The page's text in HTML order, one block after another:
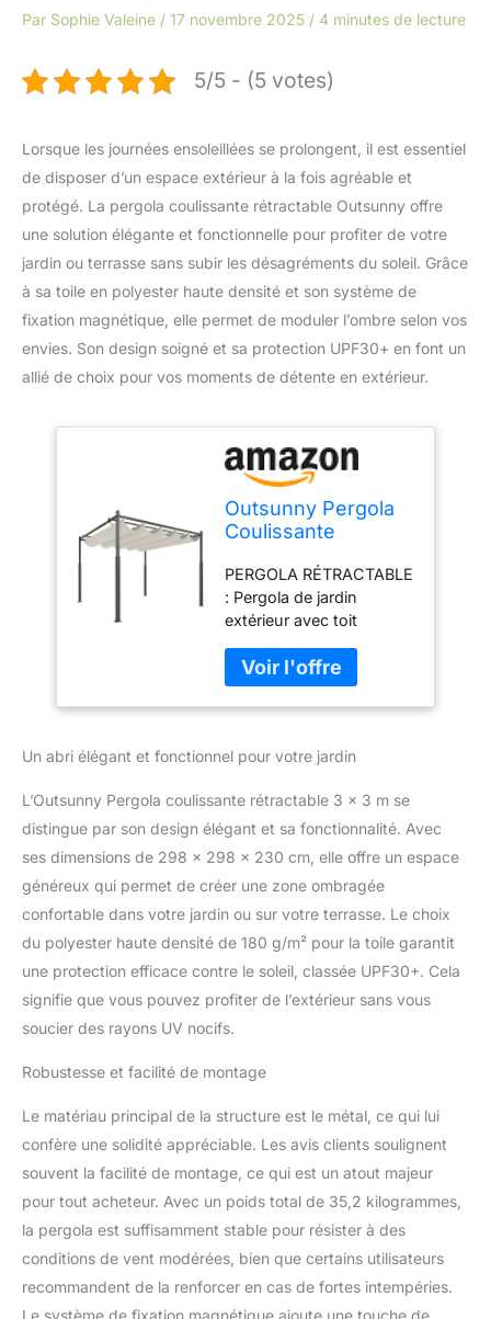
Par Sophie Valeine / 17 novembre 2025 / 4 minutes de lecture
5/5 - (5 votes)
Lorsque les journées ensoleillées se prolongent, il est essentiel
de disposer d’un espace extérieur à la fois agréable et
protégé. La pergola coulissante rétractable Outsunny offre
une solution élégante et fonctionnelle pour profiter de votre
jardin ou terrasse sans subir les désagréments du soleil. Grâce
à sa toile en polyester haute densité et son système de
fixation magnétique, elle permet de moduler l’ombre selon vos
envies. Son design soigné et sa protection UPF30+ en font un
allié de choix pour vos moments de détente en extérieur.
Outsunny Pergola
Coulissante
Fixation
Magnétique Crème
PERGOLA RÉTRACTABLE
: Pergola de jardin
extérieur avec toit
avec protection UPF30+,
coussinet magnétique
pour fixation stable.
utilisation par temps
forts et les pluies
intenses pour une
durabilité optimale.
Pergola de terrasse
extérieur en acier avec
cadre métallique à
revêtement en poudre,
60 mm et colonnes
renforcées de 80 mm
renforcée et une
pour embellir et protéger
votre jardin CROCHETS
AMÉLIORÉS : Cette
pergola de jardin est
suspension robustes
pour maintenir le pavillon
en place, garantissant
une utilisation prolongée
Un abri élégant et fonctionnel pour votre jardin
L’Outsunny Pergola coulissante rétractable 3 x 3 m se
distingue par son design élégant et sa fonctionnalité. Avec
ses dimensions de 298 x 298 x 230 cm, elle offre un espace
généreux qui permet de créer une zone ombragée
confortable dans votre jardin ou sur votre terrasse. Le choix
du polyester haute densité de 180 g/m² pour la toile garantit
une protection efficace contre le soleil, classée UPF30+. Cela
signifie que vous pouvez profiter de l’extérieur sans vous
soucier des rayons UV nocifs.
Robustesse et facilité de montage
Le matériau principal de la structure est le métal, ce qui lui
confère une solidité appréciable. Les avis clients soulignent
souvent la facilité de montage, ce qui est un atout majeur
pour tout acheteur. Avec un poids total de 35,2 kilogrammes,
la pergola est suffisamment stable pour résister à des
conditions de vent modérées, bien que certains utilisateurs
recommandent de la renforcer en cas de fortes intempéries.